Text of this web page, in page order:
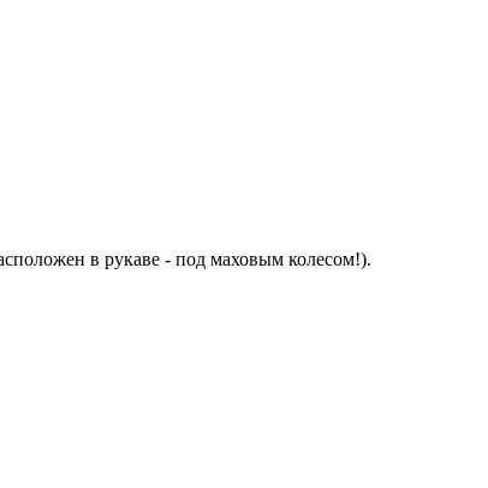
в рукаве - под маховым колесом!).